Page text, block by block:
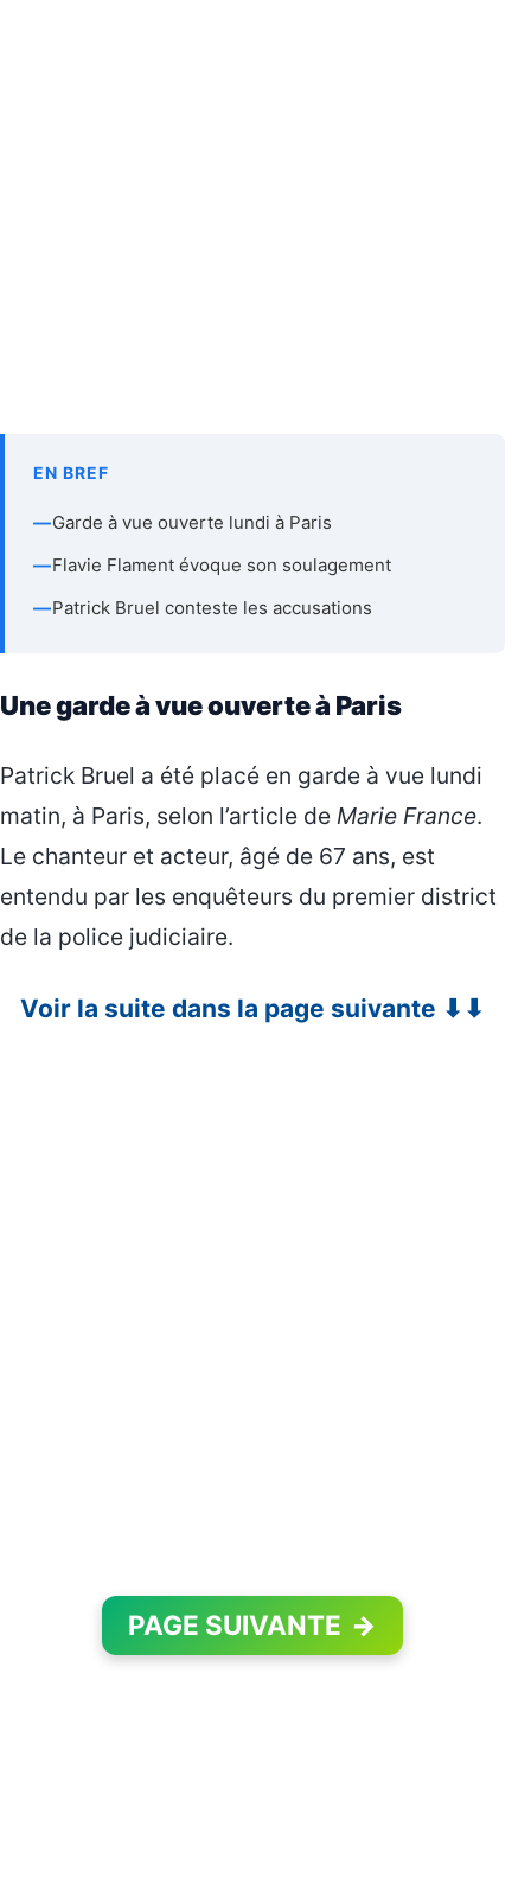
EN BREF
—Garde à vue ouverte lundi à Paris
—Flavie Flament évoque son soulagement
—Patrick Bruel conteste les accusations
Une garde à vue ouverte à Paris
Patrick Bruel a été placé en garde à vue lundi
matin, à Paris, selon l’article de Marie France.
Le chanteur et acteur, âgé de 67 ans, est
entendu par les enquêteurs du premier district
de la police judiciaire.
Voir la suite dans la page suivante ⬇⬇
PAGE SUIVANTE →